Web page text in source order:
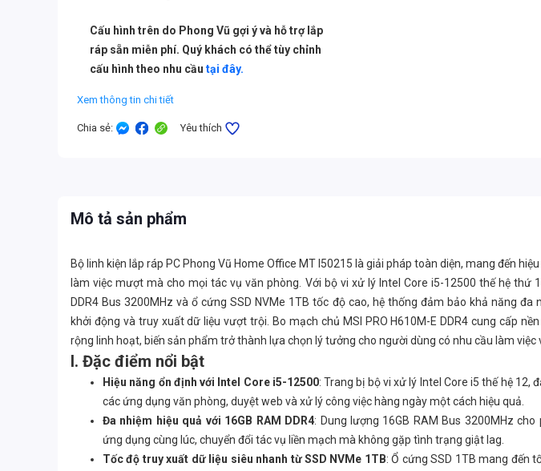
Cấu hình trên do Phong Vũ gợi ý và hỗ trợ lắp
ráp sẵn miễn phí. Quý khách có thể tùy chỉnh
cấu hình theo nhu cầu tại đây.
Xem thông tin chi tiết
Chia sẻ: Yêu thích
Mô tả sản phẩm
Bộ linh kiện lắp ráp PC Phong Vũ Home Office MT I50215 là giải pháp toàn diện, mang đến
làm việc mượt mà cho mọi tác vụ văn phòng. Với bộ vi xử lý Intel Core i5-12500 thế hệ thứ
DDR4 Bus 3200MHz và ổ cứng SSD NVMe 1TB tốc độ cao, hệ thống đảm bảo khả năng đa
khởi động và truy xuất dữ liệu vượt trội. Bo mạch chủ MSI PRO H610M-E DDR4 cung cấp
rộng linh hoạt, biến sản phẩm trở thành lựa chọn lý tưởng cho người dùng có nhu cầu làm việc
I. Đặc điểm nổi bật
Hiệu năng ổn định với Intel Core i5-12500: Trang bị bộ vi xử lý Intel Core i5 thế hệ 12,
các ứng dụng văn phòng, duyệt web và xử lý công việc hàng ngày một cách hiệu quả.
Đa nhiệm hiệu quả với 16GB RAM DDR4: Dung lượng 16GB RAM Bus 3200MHz
ứng dụng cùng lúc, chuyển đổi tác vụ liền mạch mà không gặp tình trạng giật lag.
Tốc độ truy xuất dữ liệu siêu nhanh từ SSD NVMe 1TB: Ổ cứng SSD 1TB mang đến